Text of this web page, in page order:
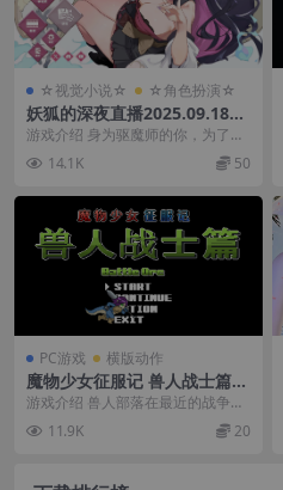
☆视觉小说☆ ☆角色扮演☆
妖狐的深夜直播2025.09.18官
中步兵正式版【PC+画集+存
档】/Mirai's Midnight Strea
m【12.2G】
游戏介绍 身为驱魔师的你，为了向
门派证明自己的实力，决心讨伐传
说中消失已久的大妖...
14.1K 50
PC游戏 横版动作
魔物少女征服记 兽人战士篇官
中步兵版【PC+横版动作ACT/
异种J/战败H】/Monster Girl
Conquest Records Battle O
游戏介绍 兽人部落在最近的战争中
几近灭绝。 但在这款横版动作游戏
中，一名孤独的兽...
11.9K 20